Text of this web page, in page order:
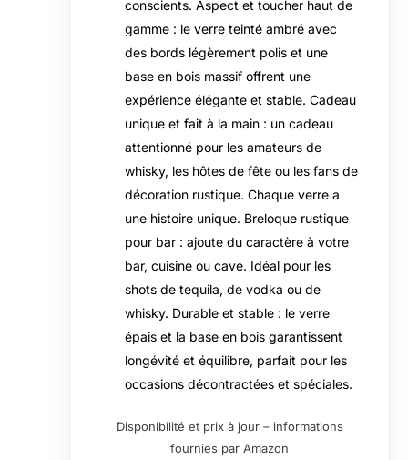
conscients. Aspect et toucher haut de
gamme : le verre teinté ambré avec
des bords légèrement polis et une
base en bois massif offrent une
expérience élégante et stable. Cadeau
unique et fait à la main : un cadeau
attentionné pour les amateurs de
whisky, les hôtes de fête ou les fans de
décoration rustique. Chaque verre a
une histoire unique. Breloque rustique
pour bar : ajoute du caractère à votre
bar, cuisine ou cave. Idéal pour les
shots de tequila, de vodka ou de
whisky. Durable et stable : le verre
épais et la base en bois garantissent
longévité et équilibre, parfait pour les
occasions décontractées et spéciales.
Disponibilité et prix à jour – informations
fournies par Amazon